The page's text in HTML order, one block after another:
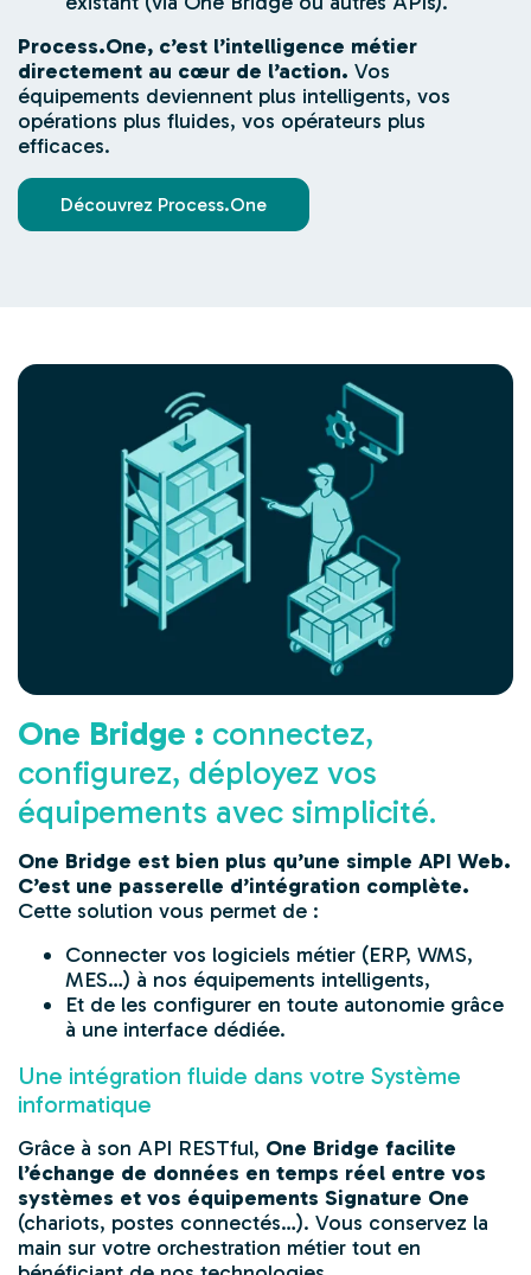
Process.One, c’est l’intelligence métier
directement au cœur de l’action. Vos
équipements deviennent plus intelligents, vos
opérations plus fluides, vos opérateurs plus
efficaces.
Découvrez Process.One
One Bridge : connectez,
configurez, déployez vos
équipements avec simplicité.
One Bridge est bien plus qu’une simple API Web.
C’est une passerelle d’intégration complète.
Cette solution vous permet de :
Connecter vos logiciels métier (ERP, WMS,
MES…) à nos équipements intelligents,
Et de les configurer en toute autonomie grâce
à une interface dédiée.
Une intégration fluide dans votre Système
informatique
Grâce à son API RESTful, One Bridge facilite
l’échange de données en temps réel entre vos
systèmes et vos équipements Signature One
(chariots, postes connectés…). Vous conservez la
main sur votre orchestration métier tout en